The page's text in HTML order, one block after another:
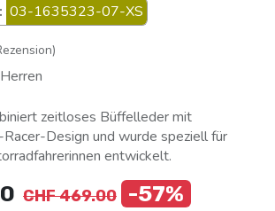
03-1635323-07-XS
zeitloses Büffelleder mit
Design und wurde speziell für
entwickelt.
CHF469.00 -57%